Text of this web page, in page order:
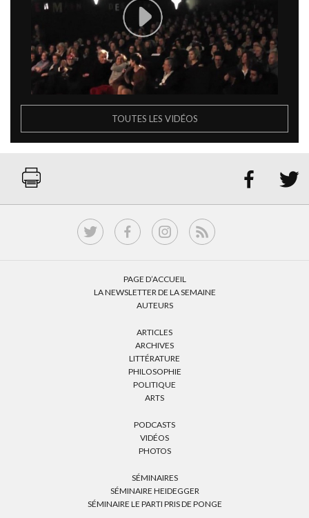
TOUTES LES VIDÉOS
 
PAGE D’ACCUEIL
LA NEWSLETTER DE LA SEMAINE
AUTEURS
ARTICLES
ARCHIVES
LITTÉRATURE
PHILOSOPHIE
POLITIQUE
ARTS
PODCASTS
VIDÉOS
PHOTOS
SÉMINAIRES
SÉMINAIRE HEIDEGGER
SÉMINAIRE LE PARTI PRIS DE PONGE